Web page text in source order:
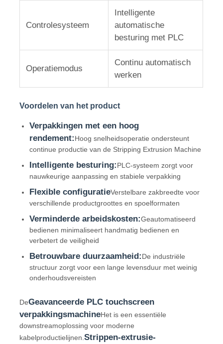
draad die machine legt
afstand van machine
Kabelverpakkingsmachine
kabelspinmachine
met een vermogen van niet meer dan 10 W
Controlesysteem
Intelligente
automatische
besturing met PLC
Operatiemodus
Continu automatisch
werken
Voordelen van het product
Verpakkingen met een hoog
rendement:Hoog snelheidsoperatie ondersteunt
continue productie van de Stripping Extrusion Machine
Intelligente besturing:PLC-systeem zorgt voor
nauwkeurige aanpassing en stabiele verpakking
Flexible configuratieVerstelbare zakbreedte voor
verschillende productgroottes en spoelformaten
Verminderde arbeidskosten:Geautomatiseerd
bedienen minimaliseert handmatig bedienen en
verbetert de veiligheid
Betrouwbare duurzaamheid:De industriële
structuur zorgt voor een lange levensduur met weinig
onderhoudsvereisten
DeGeavanceerde PLC touchscreen
verpakkingsmachineHet is een essentiële
downstreamoplossing voor moderne
kabelproductielijnen.Strippen-extrusie-